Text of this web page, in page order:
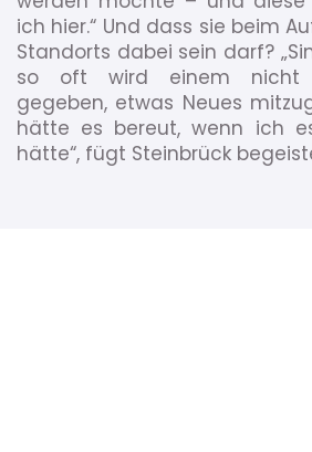
ich hier.“ Und dass sie beim
Standorts dabei sein darf?
so oft wird einem nicht
gegeben, etwas Neues
hätte es bereut, wenn ich
hätte“, fügt Steinbrück